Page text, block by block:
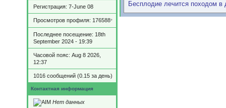
Регистрация: 7-June 08
Просмотров профиля: 176588*
Последнее посещение: 18th
September 2024 - 19:39
Часовой пояс: Aug 8 2026,
12:37
1016 сообщений (0.15 за день)
Контактная информация
Нет данных
Бесплодие лечится походом в